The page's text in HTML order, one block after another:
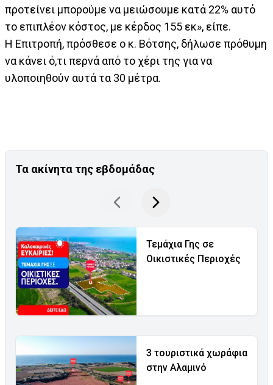
προτείνει μπορούμε να μειώσουμε κατά 22% αυτό
το επιπλέον κόστος, με κέρδος 155 εκ», είπε.
Η Επιτροπή, πρόσθεσε ο κ. Βότσης, δήλωσε πρόθυμη
να κάνει ό,τι περνά από το χέρι της για να
υλοποιηθούν αυτά τα 30 μέτρα.
Τα ακίνητα της εβδομάδας
Τεμάχια Γης σε
Οικιστικές Περιοχές
3 τουριστικά χωράφια
στην Αλαμινό